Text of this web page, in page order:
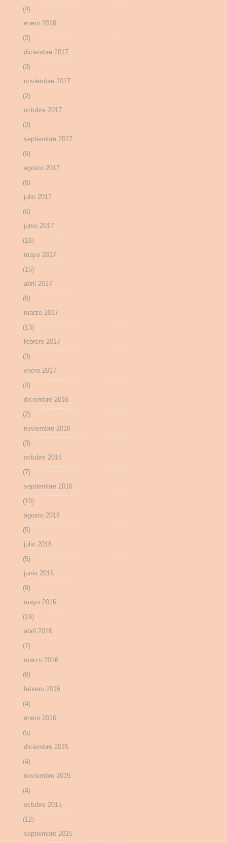
(4)
enero 2018
(3)
diciembre 2017
(3)
noviembre 2017
(2)
octubre 2017
(3)
septiembre 2017
(9)
agosto 2017
(8)
julio 2017
(6)
junio 2017
(16)
mayo 2017
(15)
abril 2017
(8)
marzo 2017
(13)
febrero 2017
(3)
enero 2017
(4)
diciembre 2016
(2)
noviembre 2016
(3)
octubre 2016
(7)
septiembre 2016
(10)
agosto 2016
(5)
julio 2016
(5)
junio 2016
(9)
mayo 2016
(18)
abril 2016
(7)
marzo 2016
(8)
febrero 2016
(4)
enero 2016
(5)
diciembre 2015
(4)
noviembre 2015
(4)
octubre 2015
(12)
septiembre 2015